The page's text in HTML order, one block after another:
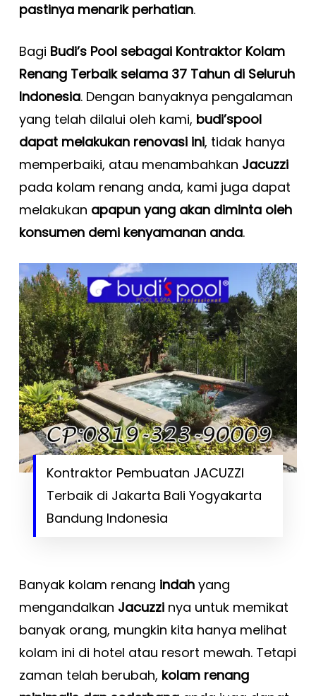
pastinya menarik perhatian.
Bagi Budi’s Pool sebagai Kontraktor Kolam
Renang Terbaik selama 37 Tahun di Seluruh
Indonesia. Dengan banyaknya pengalaman
yang telah dilalui oleh kami, budi’spool
dapat melakukan renovasi ini, tidak hanya
memperbaiki, atau menambahkan Jacuzzi
pada kolam renang anda, kami juga dapat
melakukan apapun yang akan diminta oleh
konsumen demi kenyamanan anda.
Kontraktor Pembuatan JACUZZI
Terbaik di Jakarta Bali Yogyakarta
Bandung Indonesia
Banyak kolam renang indahyang
mengandalkan Jacuzzinya untuk memikat
banyak orang, mungkin kita hanya melihat
kolam ini di hotel atau resort mewah. Tetapi
zaman telah berubah, kolam renang